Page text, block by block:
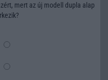
mert az új modell dupla alap